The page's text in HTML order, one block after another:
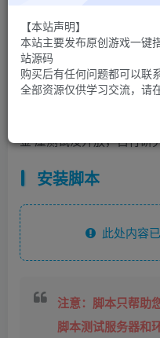
￥
金 屋测试没开放，自行研
安装脚本
此处内容
注意：脚本只帮助
脚本测试服务器和
【本站声明】
本站主要发布原创游戏一键
站源码
购买后有任何问题都可以联
全部资源仅供学习交流，请